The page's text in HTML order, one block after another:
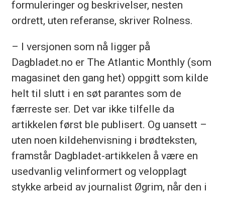
formuleringer og beskrivelser, nesten
ordrett, uten referanse, skriver Rolness.
– I versjonen som nå ligger på
Dagbladet.no er The Atlantic Monthly (som
magasinet den gang het) oppgitt som kilde
helt til slutt i en søt parantes som de
færreste ser. Det var ikke tilfelle da
artikkelen først ble publisert. Og uansett –
uten noen kildehenvisning i brødteksten,
framstår Dagbladet-artikkelen å være en
usedvanlig velinformert og velopplagt
stykke arbeid av journalist Øgrim, når den i